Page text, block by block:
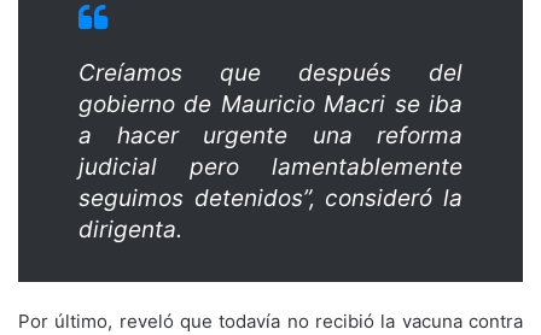
Creíamos que después del
gobierno de Mauricio Macri se iba
a hacer urgente una reforma
judicial pero lamentablemente
seguimos detenidos”, consideró la
dirigenta.
Por último, reveló que todavía no recibió la vacuna contra